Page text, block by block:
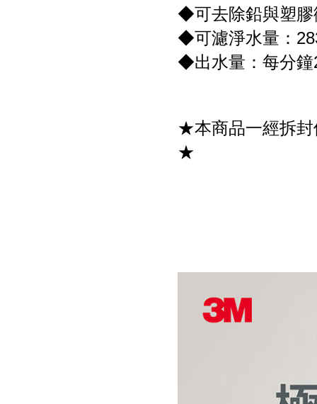
◆可去除鉛與塑膠
◆可濾淨水量：
◆出水量：每分鐘
★本商品一經拆封
★